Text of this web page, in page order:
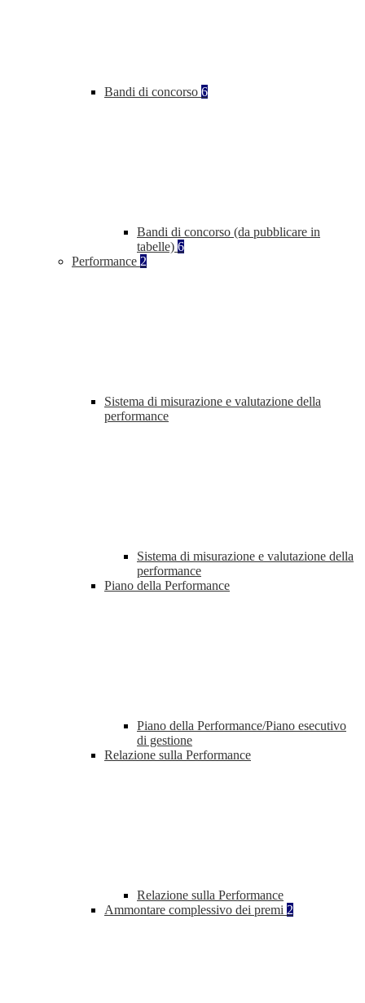
Bandi di concorso 6
Bandi di concorso (da pubblicare in
tabelle) 6
Performance 2
Sistema di misurazione e valutazione della
performance
Sistema di misurazione e valutazione della
performance
Piano della Performance
Piano della Performance/Piano esecutivo
di gestione
Relazione sulla Performance
Relazione sulla Performance
Ammontare complessivo dei premi 2